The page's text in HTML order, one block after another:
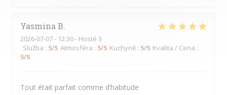
Yasmina B
2026-07-07- 12:30 - Hosté 3
Služba : 5/5 Atmosféra : 5/5 Kuchyně : 5/5 Kvalita / Cena :
5/5
Tout était parfait comme d’habitude